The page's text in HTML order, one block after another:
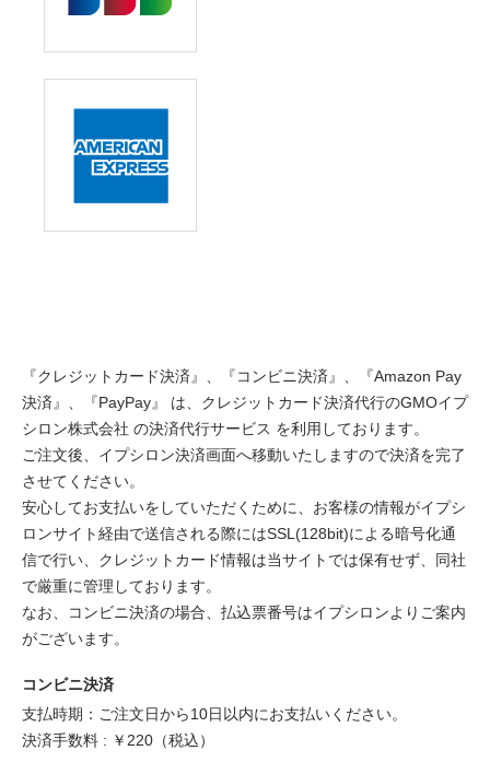
『クレジットカード決済』、『コンビニ決済』、『Amazon Pay
決済』、『PayPay』 は、クレジットカード決済代行のGMOイプ
シロン株式会社 の決済代行サービス を利用しております。
ご注文後、イプシロン決済画面へ移動いたしますので決済を完了
させてください。
安心してお支払いをしていただくために、お客様の情報がイプシ
ロンサイト経由で送信される際にはSSL(128bit)による暗号化通
信で行い、クレジットカード情報は当サイトでは保有せず、同社
で厳重に管理しております。
なお、コンビニ決済の場合、払込票番号はイプシロンよりご案内
がございます。
コンビニ決済
支払時期：ご注文日から10日以内にお支払いください。
決済手数料 : ￥220（税込）